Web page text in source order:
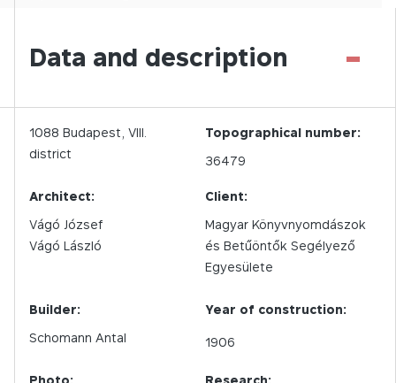
Data and description -
1088 Budapest, VIII.
district
Topographical number:
36479
Architect:
Vágó József
Vágó László
Client:
Magyar Könyvnyomdászok
és Betűöntők Segélyező
Egyesülete
Builder:
Schomann Antal
Year of construction:
1906
Photo:
Research: